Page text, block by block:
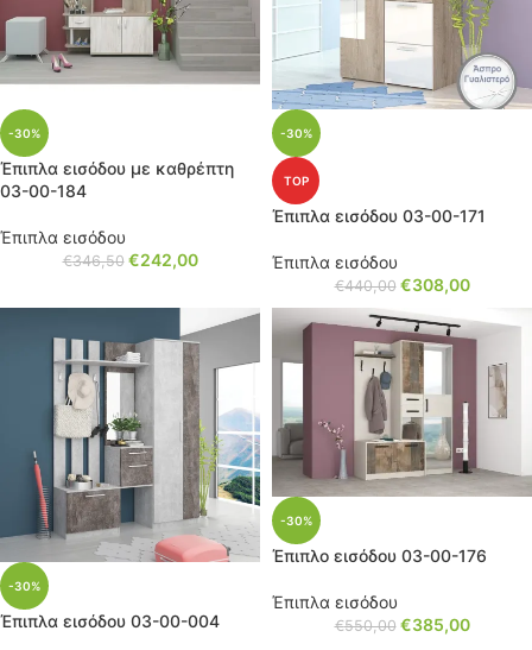
-30%
Έπιπλα εισόδου με καθρέπτη
03-00-184
Έπιπλα εισόδου
€346,50 €242,00
-30%
TOP
Έπιπλα εισόδου 03-00-171
Έπιπλα εισόδου
€440,00 €308,00
-30%
Έπιπλα εισόδου 03-00-004
-30%
Έπιπλο εισόδου 03-00-176
Έπιπλα εισόδου
€550,00 €385,00